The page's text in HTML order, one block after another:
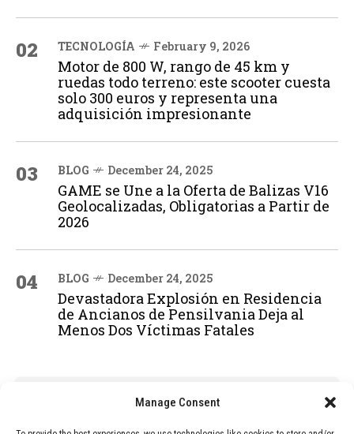
Manage Consent
02 TECNOLOGÍA February 9, 2026
Motor de 800 W, rango de 45 km y
ruedas todo terreno: este scooter cuesta
solo 300 euros y representa una
adquisición impresionante
03 BLOG December 24, 2025
GAME se Une a la Oferta de Balizas V16
Geolocalizadas, Obligatorias a Partir de
2026
04 BLOG December 24, 2025
Devastadora Explosión en Residencia
de Ancianos de Pensilvania Deja al
Menos Dos Víctimas Fatales